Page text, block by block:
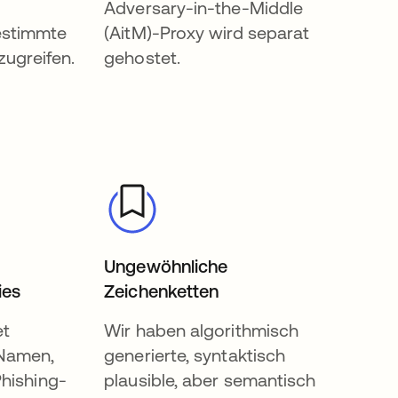
Adversary-in-the-Middle
(AitM)-Proxy wird separat
gehostet.
Ungewöhnliche
Zeichenketten
Wir haben algorithmisch
generierte, syntaktisch
plausible, aber semantisch